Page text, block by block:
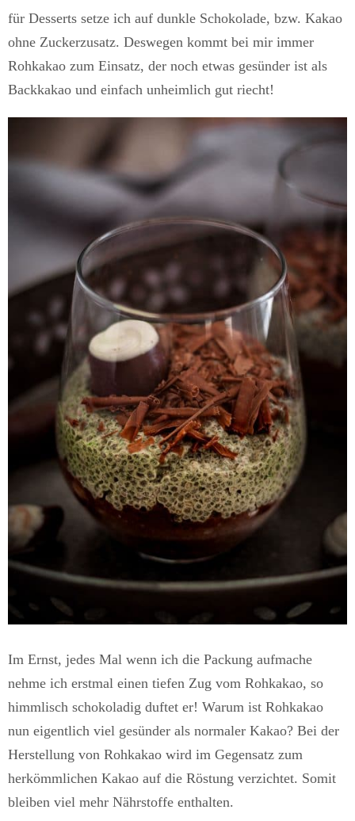
für Desserts setze ich auf dunkle Schokolade, bzw. Kakao
ohne Zuckerzusatz. Deswegen kommt bei mir immer
Rohkakao zum Einsatz, der noch etwas gesünder ist als
Backkakao und einfach unheimlich gut riecht!
Im Ernst, jedes Mal wenn ich die Packung aufmache
nehme ich erstmal einen tiefen Zug vom Rohkakao, so
himmlisch schokoladig duftet er! Warum ist Rohkakao
nun eigentlich viel gesünder als normaler Kakao? Bei der
Herstellung von Rohkakao wird im Gegensatz zum
herkömmlichen Kakao auf die Röstung verzichtet. Somit
bleiben viel mehr Nährstoffe enthalten.